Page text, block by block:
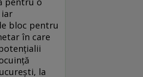
bloc pentru
în care
la